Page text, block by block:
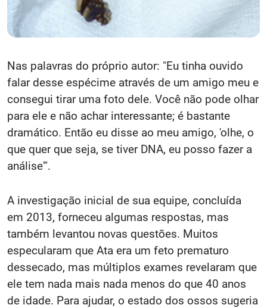
Nas palavras do próprio autor: "Eu tinha ouvido
falar desse espécime através de um amigo meu e
consegui tirar uma foto dele. Você não pode olhar
para ele e não achar interessante; é bastante
dramático. Então eu disse ao meu amigo, 'olhe, o
que quer que seja, se tiver DNA, eu posso fazer a
análise'".
A investigação inicial de sua equipe, concluída
em 2013, forneceu algumas respostas, mas
também levantou novas questões. Muitos
especularam que Ata era um feto prematuro
dessecado, mas múltiplos exames revelaram que
ele tem nada mais nada menos do que 40 anos
de idade. Para ajudar, o estado dos ossos sugeria